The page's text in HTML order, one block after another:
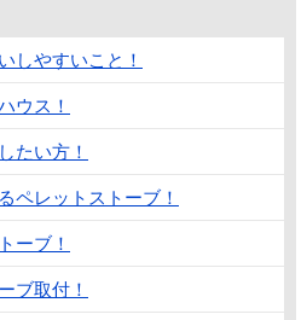
しやすいこと！
ウス！
たい方！
ペレットストーブ！
ーブ！
ブ取付！